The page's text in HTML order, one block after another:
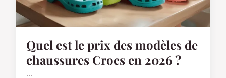
Quel est le prix des modèles de
chaussures Crocs en 2026 ?
...